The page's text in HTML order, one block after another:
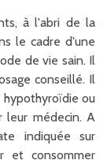
à l'abri de la
le cadre d'une
de vie sain. Il
conseillé. Il
hypothyroïdie ou
médecin. A
indiquée sur
et consommer